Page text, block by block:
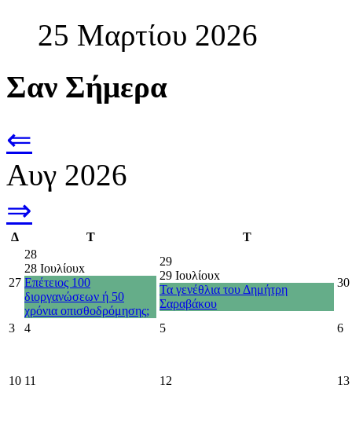
25 Μαρτίου 2026
Σαν Σήμερα
⇐
Αυγ 2026
⇒
Δ Τ Τ
27
28
28 Ιουλίουx
Επέτειος 100
διοργανώσεων ή 50
χρόνια οπισθοδρόμησης;
29
29 Ιουλίουx
Τα γενέθλια του Δημήτρη
Σαραβάκου
30
3 4 5 6
10 11 12 13